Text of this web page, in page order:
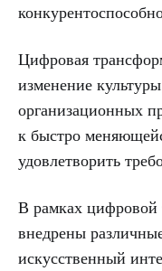
Цифровая
изменение
организационных
к быстро
удовлетворить
В рамках цифровой
внедрены
искусственный